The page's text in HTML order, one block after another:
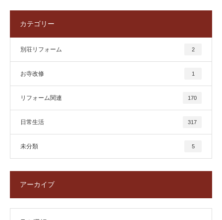
カテゴリー
別荘リフォーム 2
お寺改修 1
リフォーム関連 170
日常生活 317
未分類 5
アーカイブ